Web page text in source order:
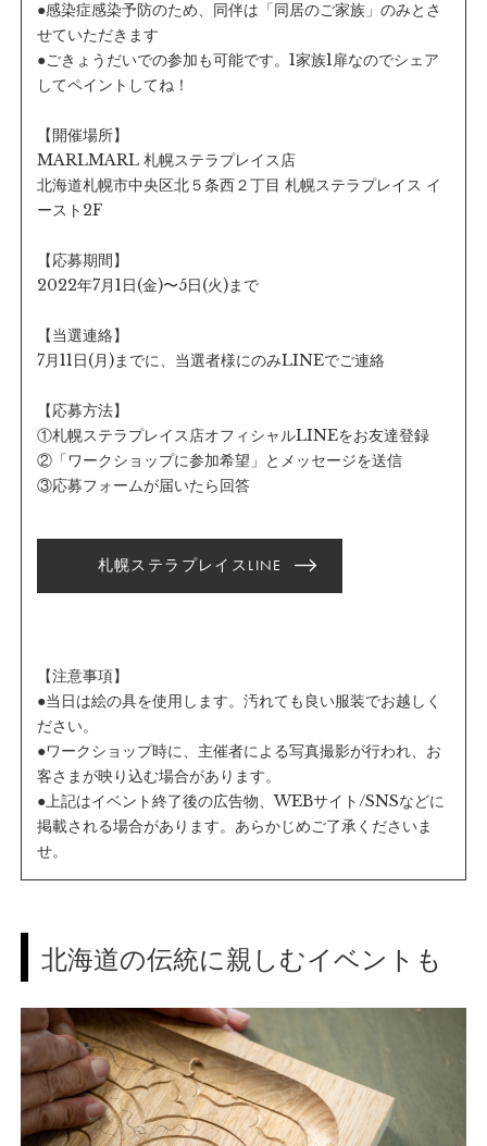
●感染症感染予防のため、同伴は「同居のご家族」のみとさ
せていただきます
●ごきょうだいでの参加も可能です。1家族1扉なのでシェア
してペイントしてね！
【開催場所】
MARLMARL 札幌ステラプレイス店
北海道札幌市中央区北５条西２丁目 札幌ステラプレイス イ
ースト2F
【応募期間】
2022年7月1日(金)〜5日(火)まで
【当選連絡】
7月11日(月)までに、当選者様にのみLINEでご連絡
【応募方法】
①札幌ステラプレイス店オフィシャルLINEをお友達登録
②「ワークショップに参加希望」とメッセージを送信
③応募フォームが届いたら回答
札幌ステラプレイスLINE
【注意事項】
●当日は絵の具を使用します。汚れても良い服装でお越しく
ださい。
●ワークショップ時に、主催者による写真撮影が行われ、お
客さまが映り込む場合があります。
●上記はイベント終了後の広告物、WEBサイト/SNSなどに
掲載される場合があります。あらかじめご了承くださいま
せ。
北海道の伝統に親しむイベントも